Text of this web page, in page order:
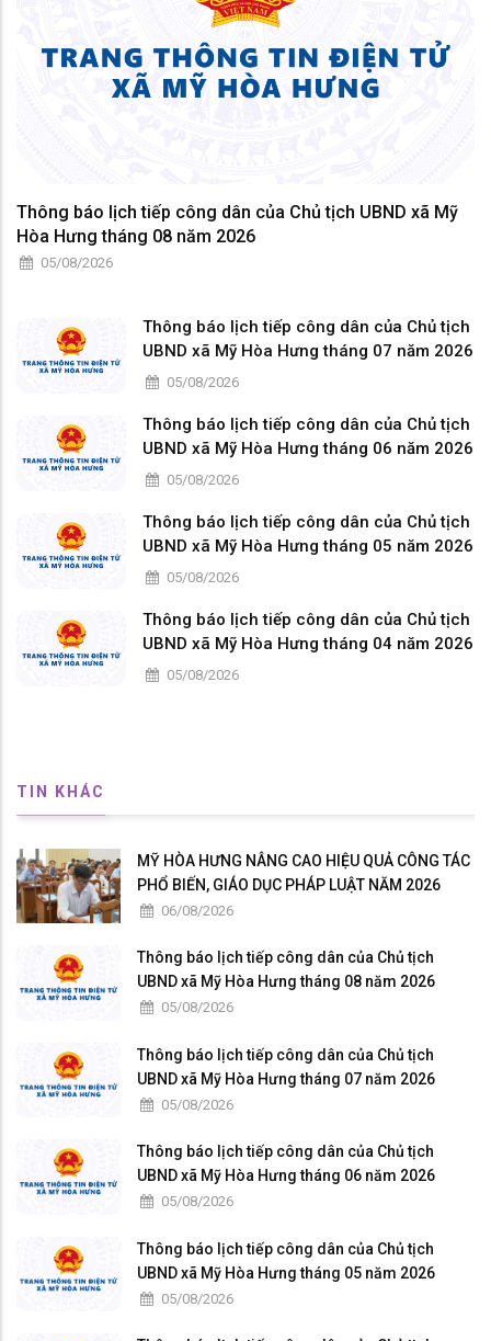
Thông báo lịch tiếp công dân của Chủ tịch UBND xã Mỹ
Hòa Hưng tháng 08 năm 2026
05/08/2026
Thông báo lịch tiếp công dân của Chủ tịch
UBND xã Mỹ Hòa Hưng tháng 07 năm 2026
05/08/2026
Thông báo lịch tiếp công dân của Chủ tịch
UBND xã Mỹ Hòa Hưng tháng 06 năm 2026
05/08/2026
Thông báo lịch tiếp công dân của Chủ tịch
UBND xã Mỹ Hòa Hưng tháng 05 năm 2026
05/08/2026
Thông báo lịch tiếp công dân của Chủ tịch
UBND xã Mỹ Hòa Hưng tháng 04 năm 2026
05/08/2026
TIN KHÁC
MỸ HÒA HƯNG NÂNG CAO HIỆU QUẢ CÔNG TÁC
PHỔ BIẾN, GIÁO DỤC PHÁP LUẬT NĂM 2026
06/08/2026
Thông báo lịch tiếp công dân của Chủ tịch
UBND xã Mỹ Hòa Hưng tháng 08 năm 2026
05/08/2026
Thông báo lịch tiếp công dân của Chủ tịch
UBND xã Mỹ Hòa Hưng tháng 07 năm 2026
05/08/2026
Thông báo lịch tiếp công dân của Chủ tịch
UBND xã Mỹ Hòa Hưng tháng 06 năm 2026
05/08/2026
Thông báo lịch tiếp công dân của Chủ tịch
UBND xã Mỹ Hòa Hưng tháng 05 năm 2026
05/08/2026